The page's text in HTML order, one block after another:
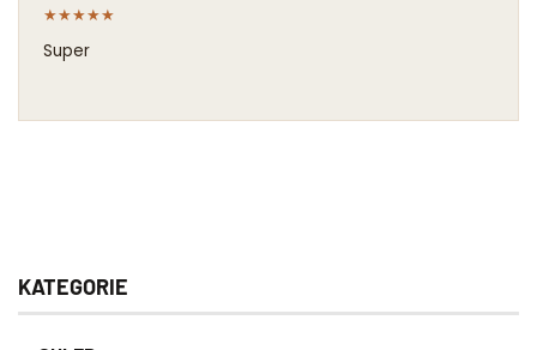
★★★★★
Super
KATEGORIE